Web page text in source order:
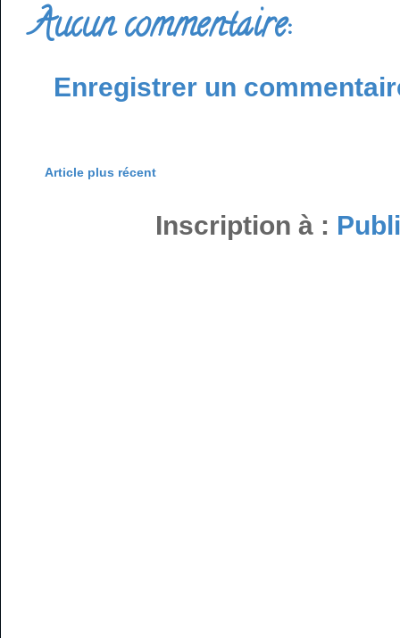
Aucun commentaire:
Enregistrer un
Article plus récent
Inscription à :